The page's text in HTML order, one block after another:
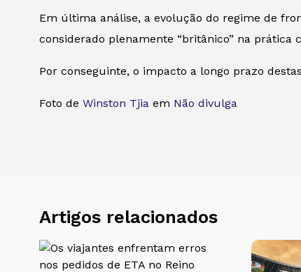
Em última análise, a evolução do regime de
considerado plenamente “britânico” na
Por conseguinte, o impacto a longo prazo
Foto de Winston Tjia em Não divulga
Artigos relacionados